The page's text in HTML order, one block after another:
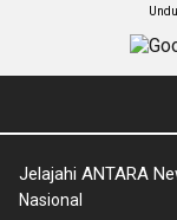
Jelajahi ANTARA
Nasional